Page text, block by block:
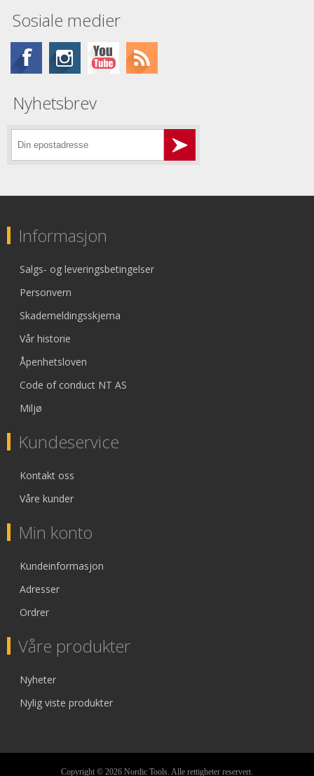
Sosiale medier
Nyhetsbrev
Informasjon
Salgs- og leveringsbetingelser
Personvern
Skademeldingsskjema
Vår historie
Åpenhetsloven
Code of conduct NT AS
Miljø
Kundeservice
Kontakt oss
Våre kunder
Min konto
Kundeinformasjon
Adresser
Ordrer
Våre produkter
Nyheter
Nylig viste produkter
Copyright © 2026 Nordic Tools. Alle rettigheter reservert.